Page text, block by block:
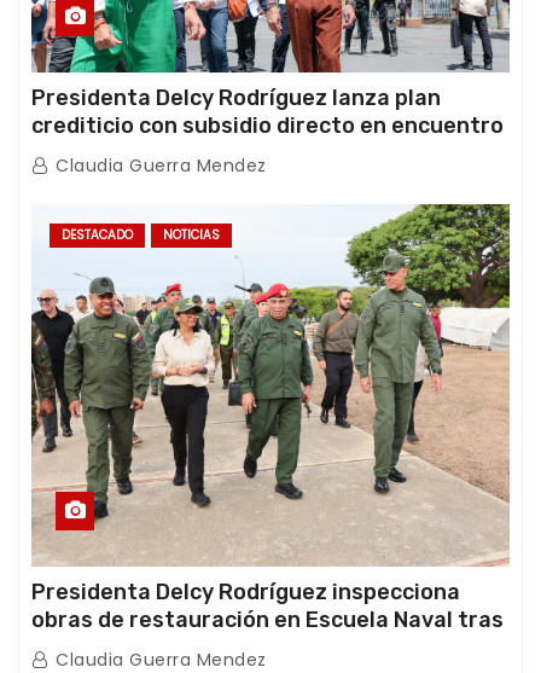
Presidenta Delcy Rodríguez lanza plan
crediticio con subsidio directo en encuentro
con Juntas de Condominio
Claudia Guerra Mendez
DESTACADO NOTICIAS
Presidenta Delcy Rodríguez inspecciona
obras de restauración en Escuela Naval tras
afectaciones sísmicas en La Guaira
Claudia Guerra Mendez